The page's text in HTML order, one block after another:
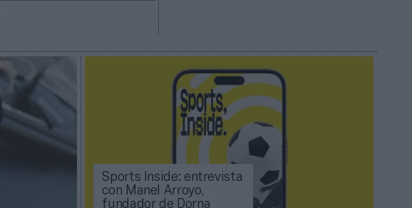
Sports Inside: entrevista
con Manel Arroyo,
fundador de Dorna